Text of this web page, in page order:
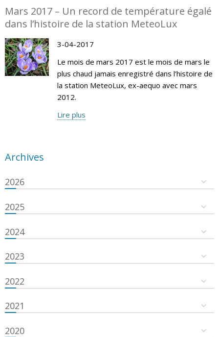
Mars 2017 – Un record de température égalé
dans l’histoire de la station MeteoLux
3-04-2017
Le mois de mars 2017 est le mois de mars le
plus chaud jamais enregistré dans l’histoire de
la station MeteoLux, ex-aequo avec mars
2012.
Lire plus
Archives
2026
2025
2024
2023
2022
2021
2020